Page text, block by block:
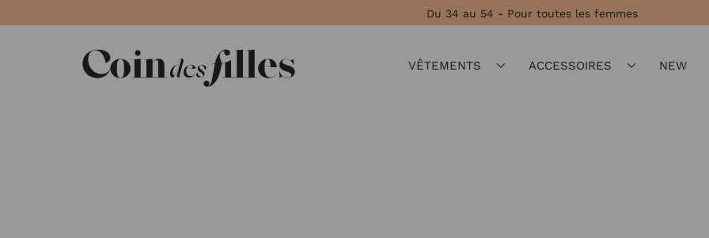
Du 34 au 54 - Pour toutes les femmes
VÊTEMENTS ACCESSOIRES NEW